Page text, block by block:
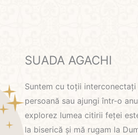
SUADA AGACHI
Suntem cu toții
persoană sau ajungi într-o
explorez lumea citirii feței
la biserică și mă rugam la